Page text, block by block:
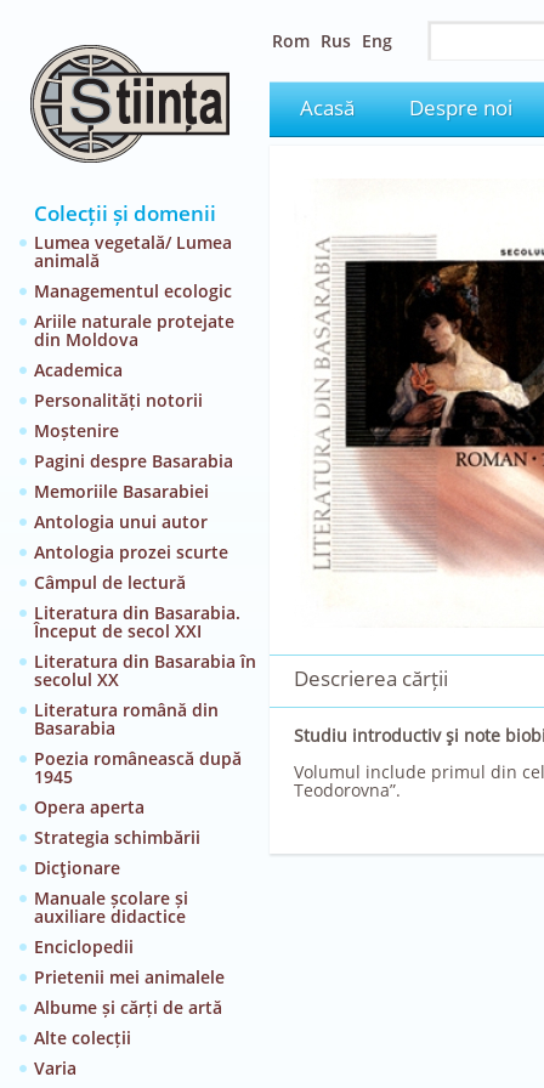
Colecții și domenii
Lumea vegetală/ Lumea
animală
Managementul ecologic
Ariile naturale protejate
din Moldova
Academica
Personalități notorii
Moștenire
Pagini despre Basarabia
Memoriile Basarabiei
Antologia unui autor
Antologia prozei scurte
Câmpul de lectură
Literatura din Basarabia.
Început de secol XXI
Literatura din Basarabia în
secolul XX
Literatura română din
Basarabia
Poezia românească după
1945
Opera aperta
Strategia schimbării
Dicţionare
Manuale școlare și
auxiliare didactice
Enciclopedii
Prietenii mei animalele
Albume și cărți de artă
Alte colecții
Varia
Rom Rus Eng
Acasă Despre noi
Descrierea cărții
Studiu introductiv şi note
Volumul include primul din
Teodorovna”.